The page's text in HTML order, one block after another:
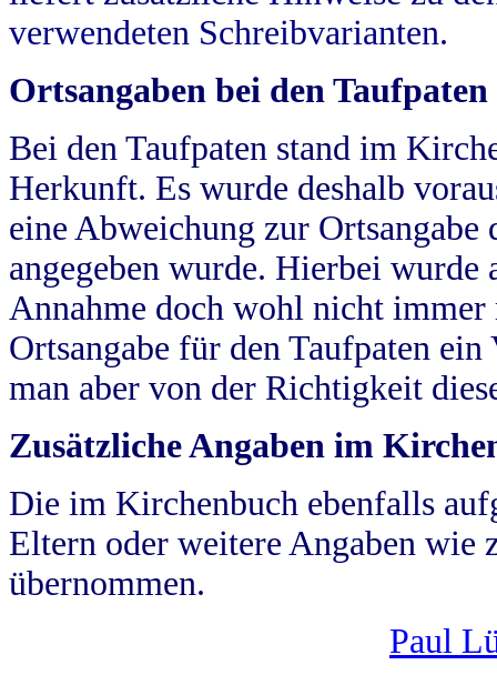
verwendeten Schreibvarianten.
Ortsangaben bei den Taufpaten
Bei den Taufpaten stand im
Herkunft. Es wurde deshalb
eine Abweichung zur
angegeben wurde. Hierbei wurde
Annahme doch wohl nicht
Ortsangabe für den Taufpaten
man aber von der Richtigkeit
Zusätzliche Angaben im
Die im Kirchenbuch ebenfalls
Eltern oder weitere Angaben wie
übernommen.
Paul